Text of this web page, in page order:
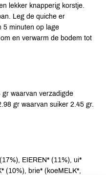
lekker knapperig korstje.
Leg de quiche er
5 minuten op lage
en verwarm de bodem tot
gr waarvan verzadigde
gr waarvan suiker 2.45 gr.
EIEREN* (11%), ui*
(10%), brie* (koeMELK*,